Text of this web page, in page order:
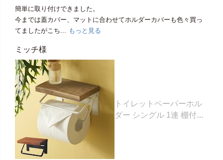
簡単に取り付けできました。
今までは蓋カバー、マットに合わせてホルダーカバーも色々買っ
てましたがこち... もっと見る
ミッチ様
トイレットペーパーホル
ダー シングル 1連 棚付き